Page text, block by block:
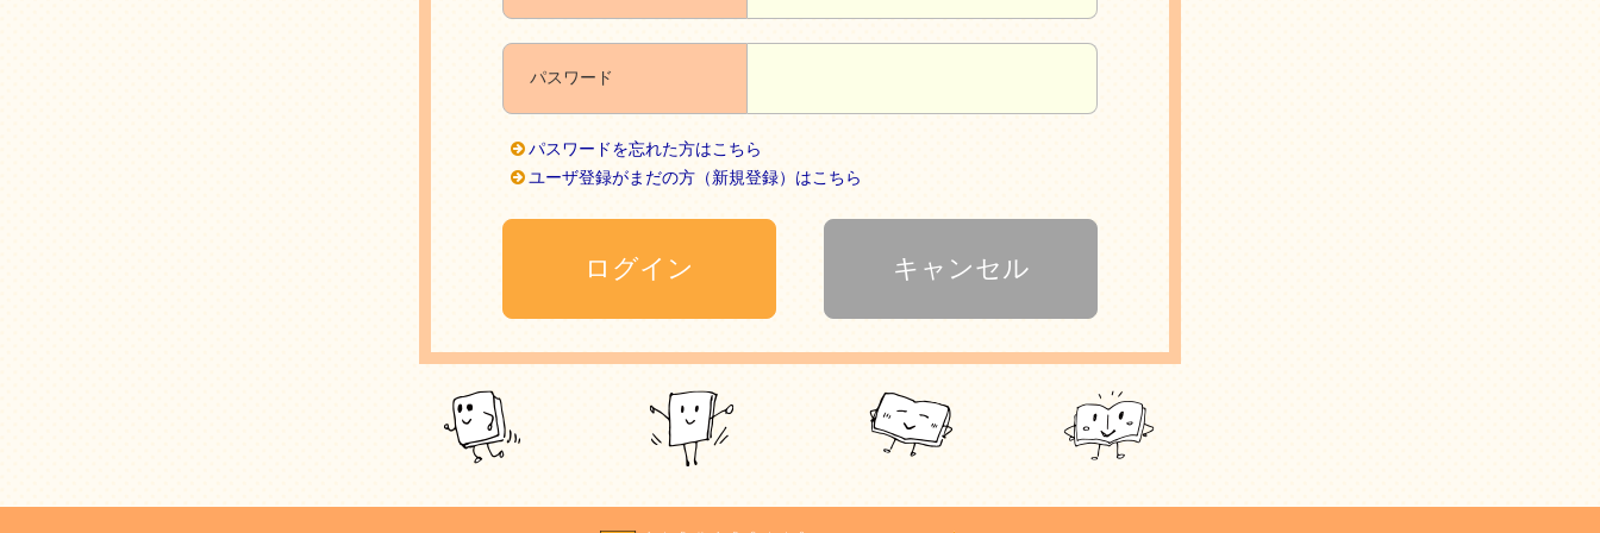
パスワード
パスワードを忘れた方はこちら
ユーザ登録がまだの方（新規登録）はこちら